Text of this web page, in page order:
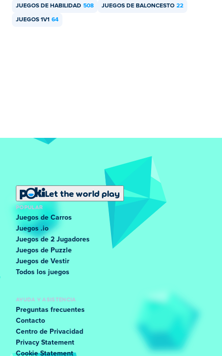
JUEGOS DE HABILIDAD 508 JUEGOS DE BALONCESTO 22
JUEGOS 1V1 64
Let the world play
POPULAR
Juegos de Carros
Juegos .io
Juegos de 2 Jugadores
Juegos de Puzzle
Juegos de Vestir
Todos los juegos
AYUDA Y ASISTENCIA
Preguntas frecuentes
Contacto
Centro de Privacidad
Privacy Statement
Cookie Statement